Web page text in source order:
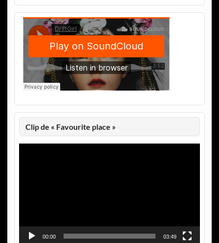
Clip de « Favourite place »
00:00 03:49